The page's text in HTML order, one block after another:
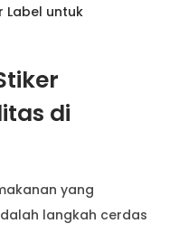
Label untuk
di
yang
langkah cerdas